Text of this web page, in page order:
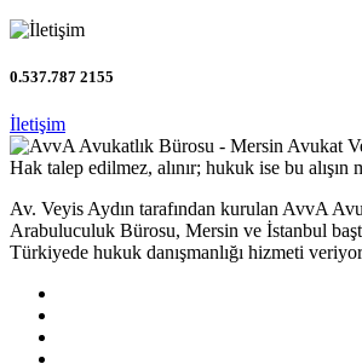
0.537.787 2155
İletişim
Hak talep edilmez, alınır; hukuk ise bu alışın
Av. Veyis Aydın tarafından kurulan AvvA
Arabuluculuk Bürosu, Mersin ve İstanbul
Türkiyede hukuk danışmanlığı hizmeti